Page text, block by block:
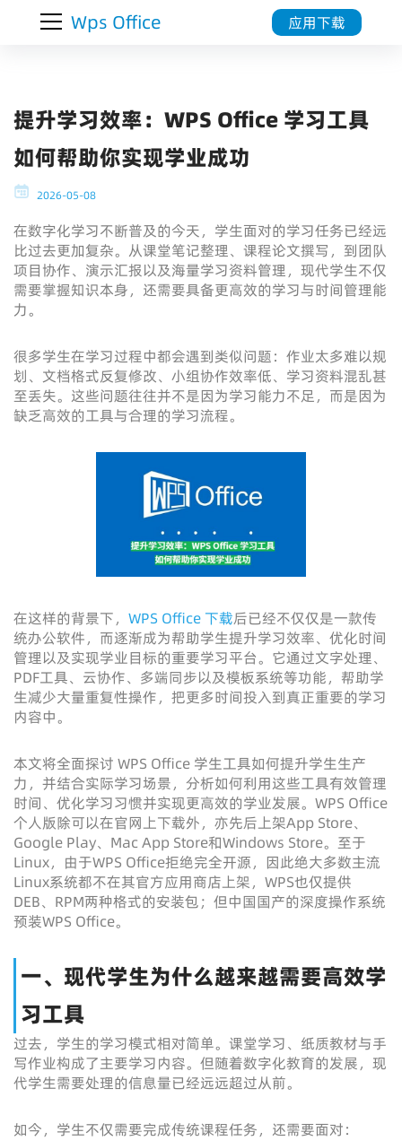
Wps Office 应用下载
提升学习效率：WPS Office 学习工具
如何帮助你实现学业成功
2026-05-08
在数字化学习不断普及的今天，学生面对的学习任务已经远
比过去更加复杂。从课堂笔记整理、课程论文撰写，到团队
项目协作、演示汇报以及海量学习资料管理，现代学生不仅
需要掌握知识本身，还需要具备更高效的学习与时间管理能
力。
很多学生在学习过程中都会遇到类似问题：作业太多难以规
划、文档格式反复修改、小组协作效率低、学习资料混乱甚
至丢失。这些问题往往并不是因为学习能力不足，而是因为
缺乏高效的工具与合理的学习流程。
在这样的背景下， WPS Office 下载后已经不仅仅是一款传
统办公软件，而逐渐成为帮助学生提升学习效率、优化时间
管理以及实现学业目标的重要学习平台。它通过文字处理、
PDF工具、云协作、多端同步以及模板系统等功能，帮助学
生减少大量重复性操作，把更多时间投入到真正重要的学习
内容中。
本文将全面探讨 WPS Office 学生工具如何提升学生生产
力，并结合实际学习场景，分析如何利用这些工具有效管理
时间、优化学习习惯并实现更高效的学业发展。WPS Office
个人版除可以在官网上下载外，亦先后上架App Store、
Google Play、Mac App Store和Windows Store。至于
Linux，由于WPS Office拒绝完全开源，因此绝大多数主流
Linux系统都不在其官方应用商店上架，WPS也仅提供
DEB、RPM两种格式的安装包；但中国国产的深度操作系统
预装WPS Office。
一、现代学生为什么越来越需要高效学
习工具
过去，学生的学习模式相对简单。课堂学习、纸质教材与手
写作业构成了主要学习内容。但随着数字化教育的发展，现
代学生需要处理的信息量已经远远超过从前。
如今，学生不仅需要完成传统课程任务，还需要面对：